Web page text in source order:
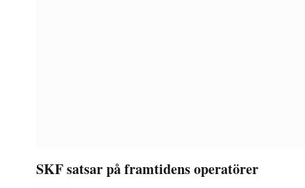
SKF satsar på framtidens operatörer